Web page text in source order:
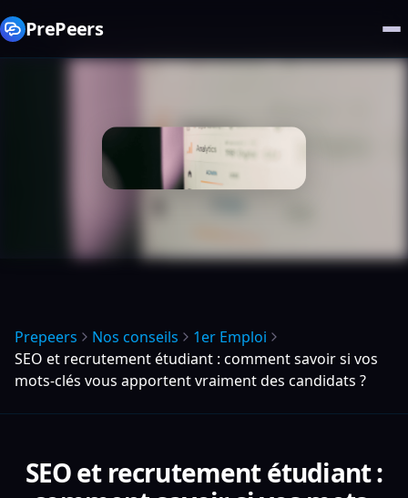
PrePeers
Prepeers Nos conseils
1er Emploi
SEO et recrutement étudiant : comment savoir si vos
mots-clés vous apportent vraiment des candidats ?
SEO et recrutement étudiant :